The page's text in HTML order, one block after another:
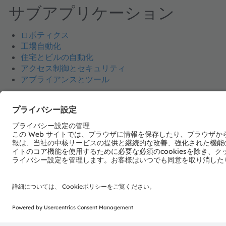
サブアプリケーション
ロボティクス
工場自動化
住宅とビルの自動化
アクセス制御とセキュリティ
アプライアンスとツール
電子ニュースレターを申し